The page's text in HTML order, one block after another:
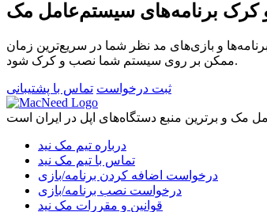
برنامه‌های سیستم‌عامل مک
و بازی‌های مد نظر شما در سریع‌ترین زمان
ممکن بر روی سیستم شما نصب و کرک شود.
ثبت درخواست تماس با پشتیبانی
درباره تیم مک نید
تماس با تیم مک نید
درخواست اضافه کردن برنامه/بازی
درخواست نصب برنامه/بازی
قوانین و مقررات مک نید